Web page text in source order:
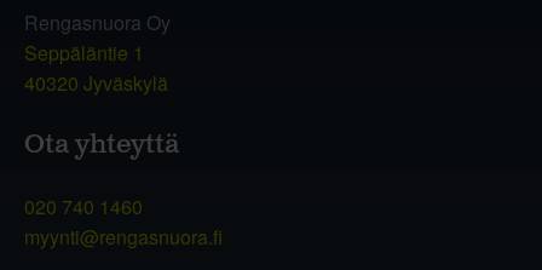
Rengasnuora Oy
Seppäläntie 1
40320 Jyväskylä
Ota yhteyttä
020 740 1460
myynti@rengasnuora.fi